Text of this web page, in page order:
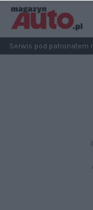
Serwis pod patronatem